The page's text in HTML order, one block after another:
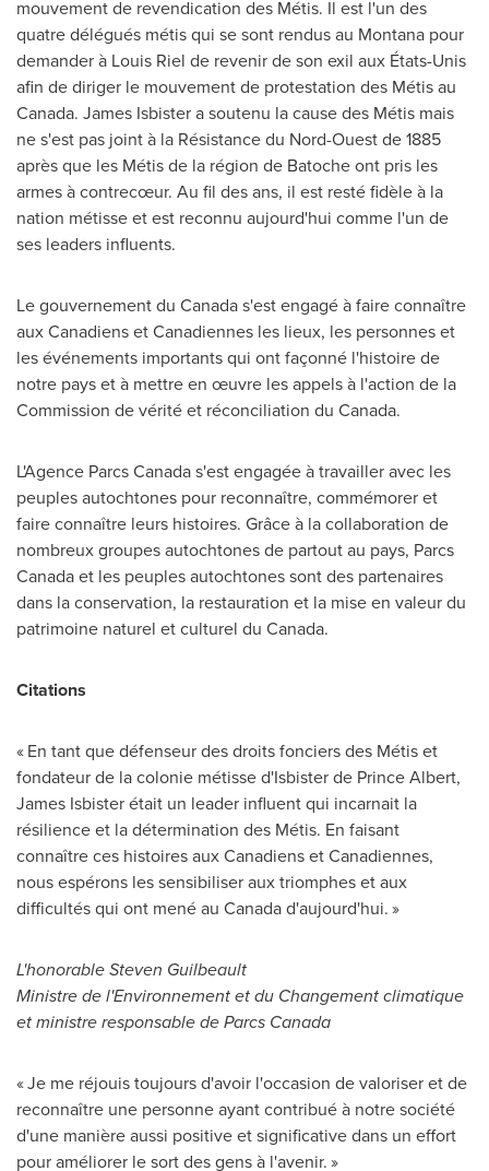
mouvement de revendication des Métis. Il est l'un des
quatre délégués métis qui se sont rendus au Montana pour
demander à Louis Riel de revenir de son exil aux États-Unis
afin de diriger le mouvement de protestation des Métis au
Canada. James Isbistera soutenu la cause des Métis mais
ne s'est pas joint à la Résistance du Nord-Ouest de 1885
après que les Métis de la région de Batoche ont pris les
armes à contrecœur. Au fil des ans, il est resté fidèle à la
nation métisse et est reconnu aujourd'hui comme l'un de
ses leaders influents.
Le gouvernement du Canadas'est engagé à faire connaître
aux Canadiens et Canadiennes les lieux, les personnes et
les événements importants qui ont façonné l'histoire de
notre pays et à mettre en œuvre les appels à l'action de la
Commission de vérité et réconciliation du Canada.
L'Agence Parcs Canada s'est engagée à travailler avec les
peuples autochtones pour reconnaître, commémorer et
faire connaître leurs histoires. Grâce à la collaboration de
nombreux groupes autochtones de partout au pays, Parcs
Canada et les peuples autochtones sont des partenaires
dans la conservation, la restauration et la mise en valeur du
patrimoine naturel et culturel du Canada.
Citations
« En tant que défenseur des droits fonciers des Métis et
fondateur de la colonie métisse d'Isbister de Prince Albert,
James Isbisterétait un leader influent qui incarnait la
résilience et la détermination des Métis. En faisant
connaître ces histoires aux Canadiens et Canadiennes,
nous espérons les sensibiliser aux triomphes et aux
difficultés qui ont mené au Canadad'aujourd'hui. »
L'honorable Steven Guilbeault
Ministre de l'Environnement et du Changement climatique
et ministre responsable de Parcs Canada
« Je me réjouis toujours d'avoir l'occasion de valoriser et de
reconnaître une personne ayant contribué à notre société
d'une manière aussi positive et significative dans un effort
pour améliorer le sort des gens à l'avenir. »